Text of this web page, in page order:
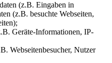
(z.B. Eingaben in
(z.B. besuchte Webseiten,
Geräte-Informationen, IP-
Webseitenbesucher, Nutzer